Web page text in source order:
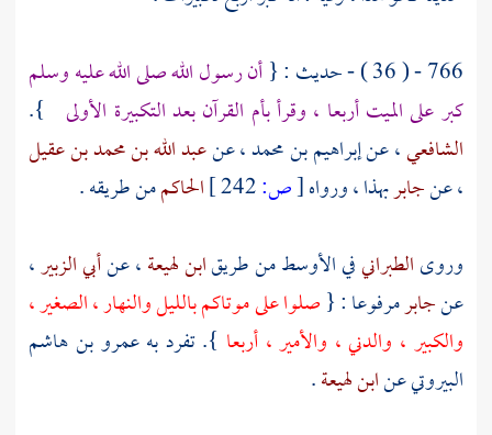
766 - ( 36 ) - حديث : {
أن رسول الله صلى الله عليه وسلم
كبر على الميت أربعا ، وقرأ بأم القرآن بعد التكبيرة الأولى }.
الشافعي، عنإبراهيم بن محمد، عنعبد الله بن محمد بن عقيل
، عنجابربهذا ، ورواه[ص: الحاكممن طريقه .
وروىالطبرانيفي الأوسط من طريقابن لهيعة، عنأبي الزبير،
عنجابرمرفوعا : {صلوا على موتاكم بالليل والنهار ، الصغير ،
والكبير ، والدني ، والأمير ، أربعا }. تفرد بهعمرو بن هاشم
البيروتيعنابن لهيعة.